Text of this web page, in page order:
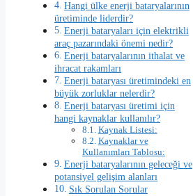
Hangi ülke enerji bataryalarının
üretiminde liderdir?
Enerji bataryaları için elektrikli
araç pazarındaki önemi nedir?
Enerji bataryalarının ithalat ve
ihracat rakamları
Enerji bataryası üretimindeki en
büyük zorluklar nelerdir?
Enerji bataryası üretimi için
hangi kaynaklar kullanılır?
Kaynak Listesi:
Kaynaklar ve
Kullanımları Tablosu:
Enerji bataryalarının geleceği ve
potansiyel gelişim alanları
Sık Sorulan Sorular